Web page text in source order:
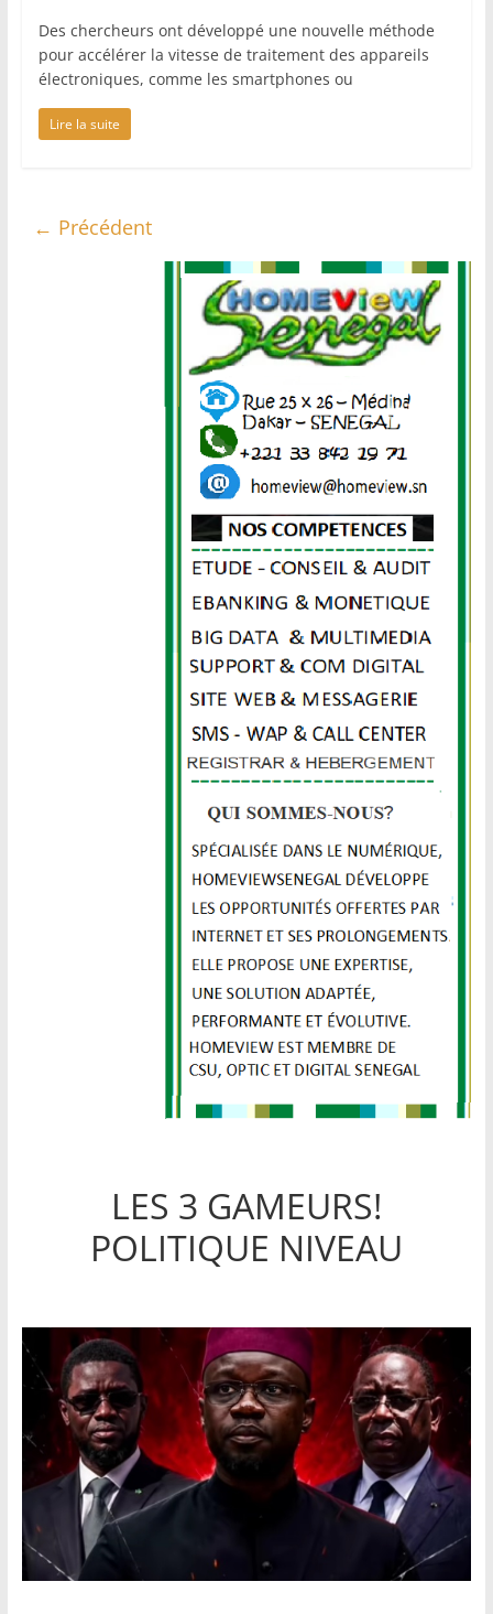
Des chercheurs ont développé une nouvelle méthode
pour accélérer la vitesse de traitement des appareils
électroniques, comme les smartphones ou
Lire la suite
← Précédent
LES 3 GAMEURS!
POLITIQUE NIVEAU